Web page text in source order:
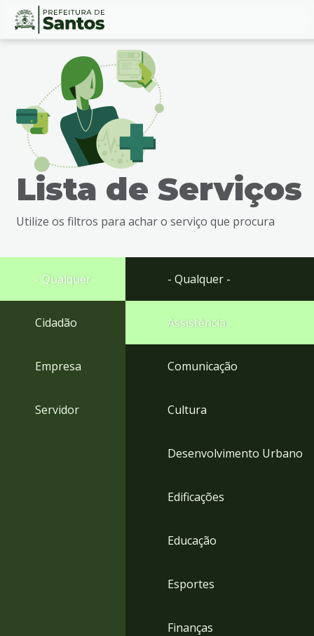
Ir
busca
Ir
rodapé
Conteúdo
Lista de Serviços
Utilize os filtros para achar o serviço que procura
- Qualquer -
Cidadão
Empresa
Servidor
- Qualquer -
Assistência
Comunicação
Cultura
Desenvolvimento Urbano
Edificações
Educação
Esportes
Finanças